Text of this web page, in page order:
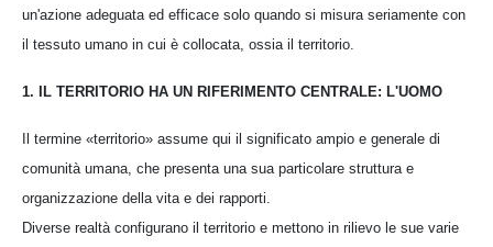
un'azione adeguata ed efficace solo quando si misura seriamente con
il tessuto umano in cui è collocata, ossia il territorio.
1. IL TERRITORIO HA UN RIFERIMENTO CENTRALE: L'UOMO
Il termine «territorio» assume qui il significato ampio e generale di
comunità umana, che presenta una sua particolare struttura e
organizzazione della vita e dei rapporti.
Diverse realtà configurano il territorio e mettono in rilievo le sue varie